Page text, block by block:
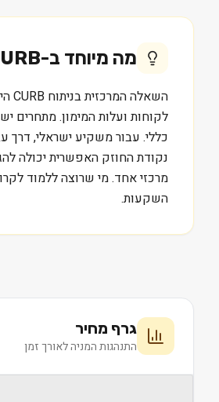
מה מיוחד ב-
לקוחות ועלות המימון. מתחרים
נקודת החוזק האפשרית יכולה
השקעות.
גרף מחיר
התנהגות המניה לאורך זמן